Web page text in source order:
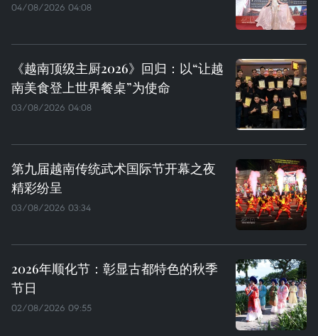
04/08/2026 04:08
《越南顶级主厨2026》回归：以“让越
南美食登上世界餐桌”为使命
03/08/2026 04:08
第九届越南传统武术国际节开幕之夜
精彩纷呈
03/08/2026 03:34
2026年顺化节：彰显古都特色的秋季
节日
02/08/2026 09:55